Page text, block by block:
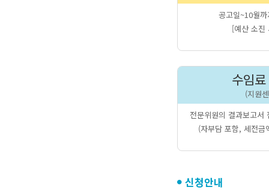
공고일~10월
[예산 소진
수임
(지원
전문위원의 결과보고서
(자부담 포함, 세전
신청안내